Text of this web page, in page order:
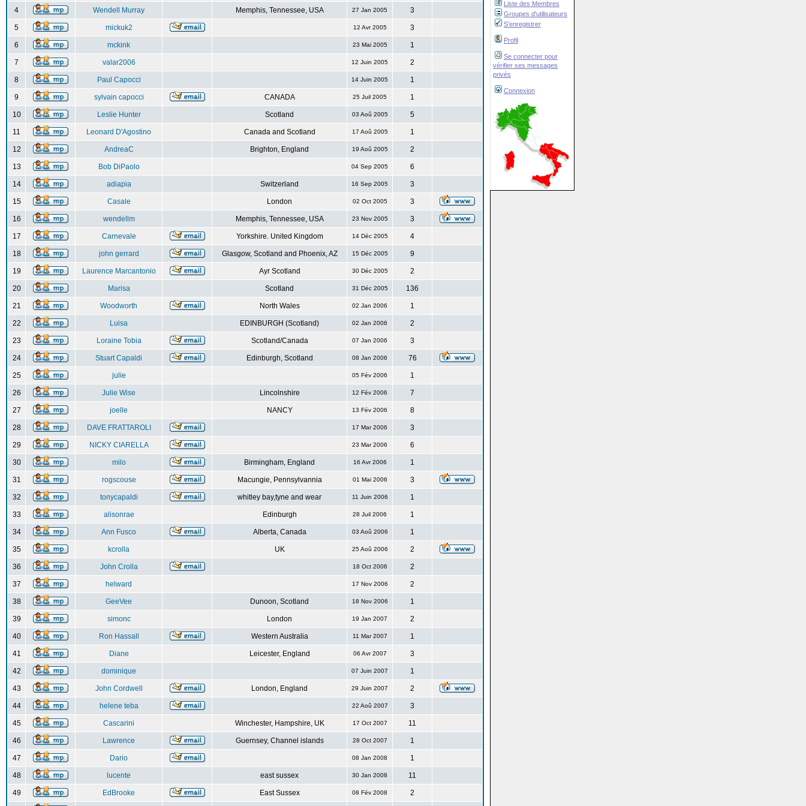
Liste des Membres
Groupes d'utilisateurs
S'enregistrer
Profil
Se connecter pour
vérifier ses messages
privés
Connexion
4 Wendell Murray Memphis, Tennessee, USA 27 Jan 2005 3
5 mickuk2 12 Avr 2005 3
6 mckink 23 Mai 2005 1
7 valar2006 12 Juin 2005 2
8 Paul Capocci 14 Juin 2005 1
9 sylvain capocci CANADA 25 Juil 2005 1
10 Leslie Hunter Scotland 03 Aoû 2005 5
11 Leonard D'Agostino Canada and Scotland 17 Aoû 2005 1
12 AndreaC Brighton, England 19 Aoû 2005 2
13 Bob DiPaolo 04 Sep 2005 6
14 adiapia Switzerland 16 Sep 2005 3
15 Casale London 02 Oct 2005 3
16 wendellm Memphis, Tennessee, USA 23 Nov 2005 3
17 Carnevale Yorkshire. United Kingdom 14 Déc 2005 4
18 john gerrard Glasgow, Scotland and Phoenix, AZ 15 Déc 2005 9
19 Laurence Marcantonio Ayr Scotland 30 Déc 2005 2
20 Marisa Scotland 31 Déc 2005 136
21 Woodworth North Wales 02 Jan 2006 1
22 Luisa EDINBURGH (Scotland) 02 Jan 2006 2
23 Loraine Tobia Scotland/Canada 07 Jan 2006 3
24 Stuart Capaldi Edinburgh, Scotland 08 Jan 2006 76
25 julie 05 Fév 2006 1
26 Julie Wise Lincolnshire 12 Fév 2006 7
27 joelle NANCY 13 Fév 2006 8
28 DAVE FRATTAROLI 17 Mar 2006 3
29 NICKY CIARELLA 23 Mar 2006 6
30 milo Birmingham, England 16 Avr 2006 1
31 rogscouse Macungie, Pennsylvannia 01 Mai 2006 3
32 tonycapaldi whitley bay,tyne and wear 11 Juin 2006 1
33 alisonrae Edinburgh 28 Juil 2006 1
34 Ann Fusco Alberta, Canada 03 Aoû 2006 1
35 kcrolla UK 25 Aoû 2006 2
36 John Crolla 18 Oct 2006 2
37 helward 17 Nov 2006 2
38 GeeVee Dunoon, Scotland 18 Nov 2006 1
39 simonc London 19 Jan 2007 2
40 Ron Hassall Western Australia 11 Mar 2007 1
41 Diane Leicester, England 06 Avr 2007 3
42 dominique 07 Juin 2007 1
43 John Cordwell London, England 29 Juin 2007 2
44 helene teba 22 Aoû 2007 3
45 Cascarini Winchester, Hampshire, UK 17 Oct 2007 11
46 Lawrence Guernsey, Channel islands 28 Oct 2007 1
47 Dario 08 Jan 2008 1
48 lucente east sussex 30 Jan 2008 11
49 EdBrooke East Sussex 08 Fév 2008 2